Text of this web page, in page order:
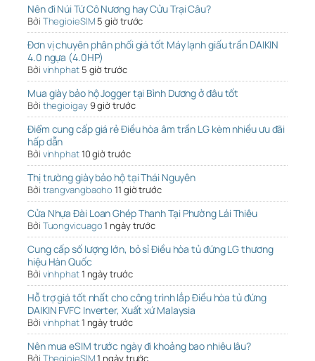
Nên đi Núi Tứ Cô Nương hay Cửu Trại Câu?
Bởi ThegioieSIM 5 giờ trước
Đơn vị chuyên phân phối giá tốt Máy lạnh giấu trần DAIKIN
4.0 ngựa (4.0HP)
Bởi vinhphat 5 giờ trước
Mua giày bảo hộ Jogger tại Bình Dương ở đâu tốt
Bởi thegioigay9 giờ trước
Điểm cung cấp giá rẻ Điều hòa âm trần LG kèm nhiều ưu đãi
hấp dẫn
Bởi vinhphat10 giờ trước
Thị trường giày bảo hộ tại Thái Nguyên
Bởi trangvangbaoho 11 giờ trước
Cửa Nhựa Đài Loan Ghép Thanh Tại Phường Lái Thiêu
Bởi Tuongvicuago1 ngày trước
Cung cấp số lượng lớn, bỏ sỉ Điều hòa tủ đứng LG thương
hiệu Hàn Quốc
Bởi vinhphat1 ngày trước
Hỗ trợ giá tốt nhất cho công trình lắp Điều hòa tủ đứng
DAIKIN FVFC Inverter, Xuất xứ Malaysia
Bởi vinhphat1 ngày trước
Nên mua eSIM trước ngày đi khoảng bao nhiêu lâu?
Bởi ThegioieSIM1 ngày trước